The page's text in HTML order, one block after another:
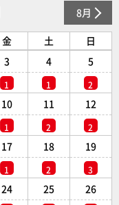
8月
金 土
日
3
1
4
1
5
2
10
1
11
2
12
2
17
1
18
2
19
3
24 25 26